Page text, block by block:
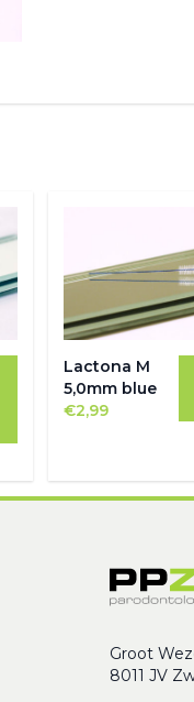
Lactona M
5,0mm blue
€2,99
Groot
8011 JV